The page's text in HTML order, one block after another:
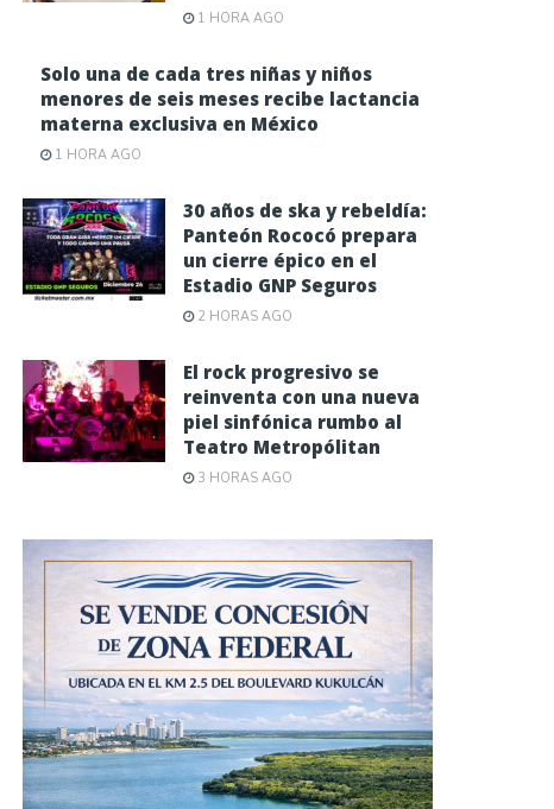
1 HORA AGO
Solo una de cada tres niñas y niños
menores de seis meses recibe lactancia
materna exclusiva en México
1 HORA AGO
30 años de ska y rebeldía:
Panteón Rococó prepara
un cierre épico en el
Estadio GNP Seguros
2 HORAS AGO
El rock progresivo se
reinventa con una nueva
piel sinfónica rumbo al
Teatro Metropólitan
3 HORAS AGO